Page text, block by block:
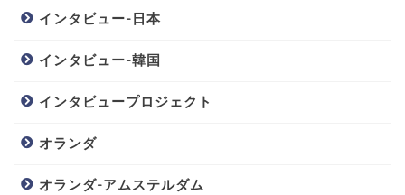
インタビュー-日本
インタビュー-韓国
インタビュープロジェクト
オランダ
オランダ-アムステルダム